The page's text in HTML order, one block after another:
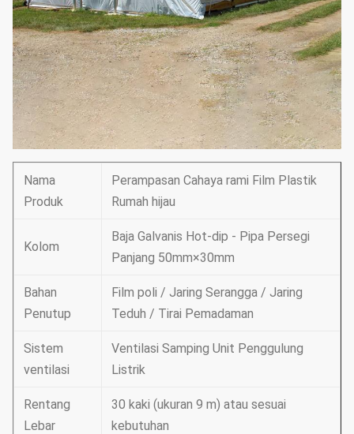
Nama
Produk
Perampasan Cahaya rami Film Plastik
Rumah hijau
Kolom
Baja Galvanis Hot-dip - Pipa Persegi
Panjang 50mm×30mm
Bahan
Penutup
Film poli / Jaring Serangga / Jaring
Teduh / Tirai Pemadaman
Sistem
ventilasi
Ventilasi Samping Unit Penggulung
Listrik
Rentang
Lebar
30 kaki (ukuran 9 m) atau sesuai
kebutuhan